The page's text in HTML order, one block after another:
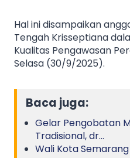
Hal ini disampaikan
Tengah Krisseptiana
Kualitas Pengawasan
Selasa (30/9/2025).
Baca juga:
Gelar Pengobatan
Tradisional, dr…
Wali Kota